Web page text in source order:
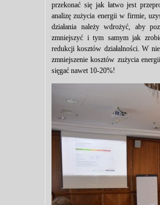
przekonać się jak łatwo jest
analizę zużycia energii w firmie,
działania należy wdrożyć, aby
zmniejszyć i tym samym jak
redukcji kosztów działalności. W
zmniejszenie kosztów zużycia
sięgać nawet 10-20%!